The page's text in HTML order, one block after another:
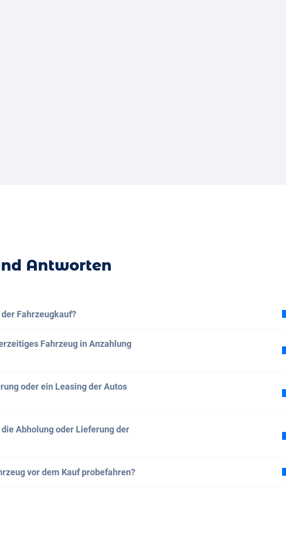
Antworten
Fahrzeugkauf?
einleiten. Kontaktiere uns einfach, und wir leiten alles Nötige für
Fahrzeug in Anzahlung
oder ein Leasing der Autos
gerne und wir erstellen dir ein individuelles Angebot.
Abholung oder Lieferung der
Alternativ liefern wir es gerne an deine Wunschadresse in der
vor dem Kauf probefahren?